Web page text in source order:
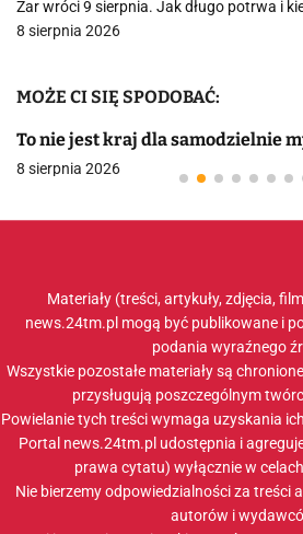
Żar wróci 9 sierpnia. Jak długo potrwa i
8 sierpnia 2026
MOŻE CI SIĘ SPODOBAĆ:
To nie jest kraj dla samodzielnie
8 sierpnia 2026
Materiały (treści, artykuły, zdjęcia,
news.24tm.pl mogą być publikowane i
podania wyraźnego
Wszystkie pozostałe materiały są
przysługują poszczególnym
Powielanie tych treści wymaga uzyskania
Portal news.24tm.pl udostępnia i
prawa cytatu) wyłącznie w
Nie bierzemy odpowiedzialności za treści
autorów i